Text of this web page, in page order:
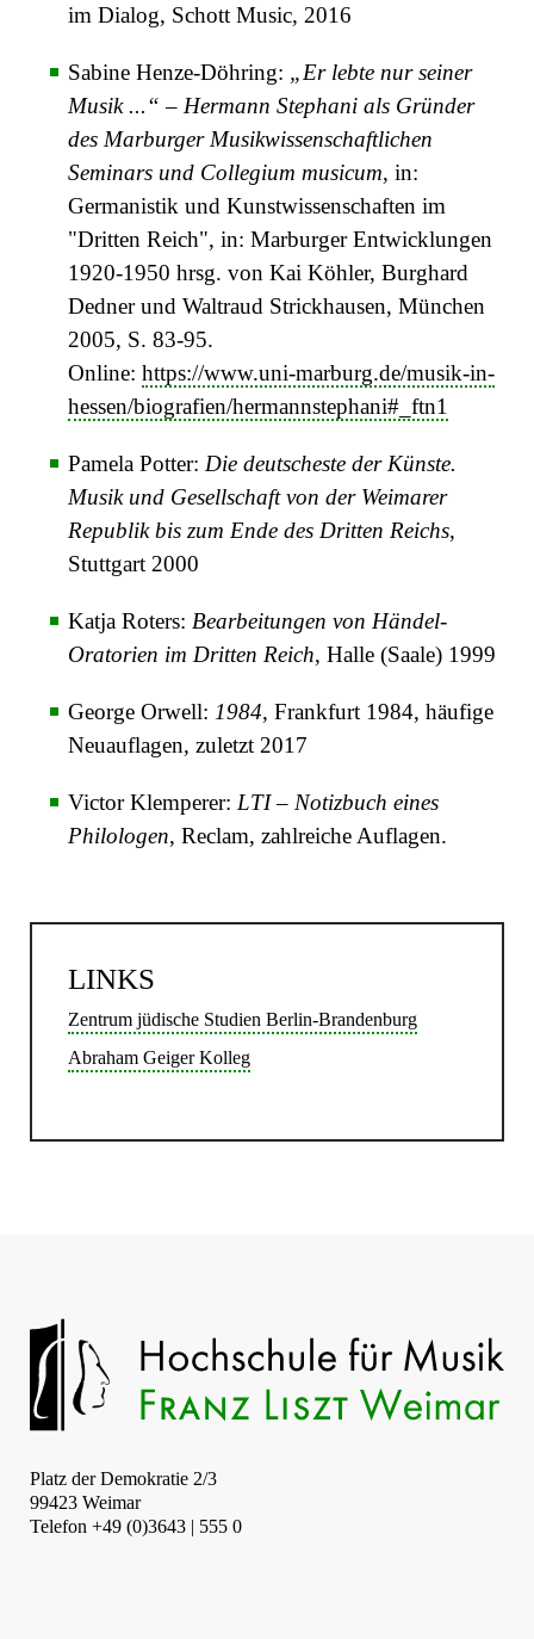
im Dialog, Schott Music, 2016
Sabine Henze-Döhring: „Er lebte nur seiner
Musik ...“ – Hermann Stephani als Gründer
des Marburger Musikwissenschaftlichen
Seminars und Collegium musicum, in:
Germanistik und Kunstwissenschaften im
"Dritten Reich", in: Marburger Entwicklungen
1920-1950 hrsg. von Kai Köhler, Burghard
Dedner und Waltraud Strickhausen, München
2005, S. 83-95.
Online: https://www.uni-marburg.de/musik-in-
hessen/biografien/hermannstephani#_ftn1
Pamela Potter: Die deutscheste der Künste.
Musik und Gesellschaft von der Weimarer
Republik bis zum Ende des Dritten Reichs,
Stuttgart 2000
Katja Roters: Bearbeitungen von Händel-
Oratorien im Dritten Reich, Halle (Saale) 1999
George Orwell: 1984, Frankfurt 1984, häufige
Neuauflagen, zuletzt 2017
Victor Klemperer: LTI – Notizbuch eines
Philologen, Reclam, zahlreiche Auflagen.
LINKS
Zentrum jüdische Studien Berlin-Brandenburg
Abraham Geiger Kolleg
Platz der Demokratie 2/3
99423 Weimar
Telefon +49 (0)3643 | 555 0